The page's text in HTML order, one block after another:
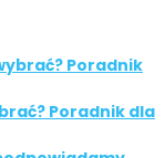
Poradnik dla